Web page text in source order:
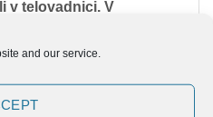
and our service.
v telovadnici. V
vadite tudi doma.
teže vam ta trenažer
za moč, gibljivost in